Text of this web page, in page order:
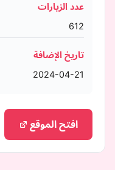
عدد الزيارات
612
تاريخ الإضافة
2024-04-21
افتح الموقع